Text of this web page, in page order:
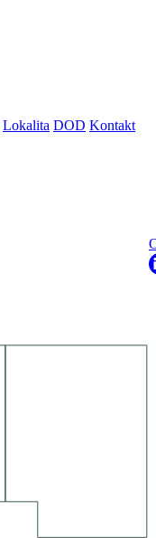
Lokalita DOD Kontakt